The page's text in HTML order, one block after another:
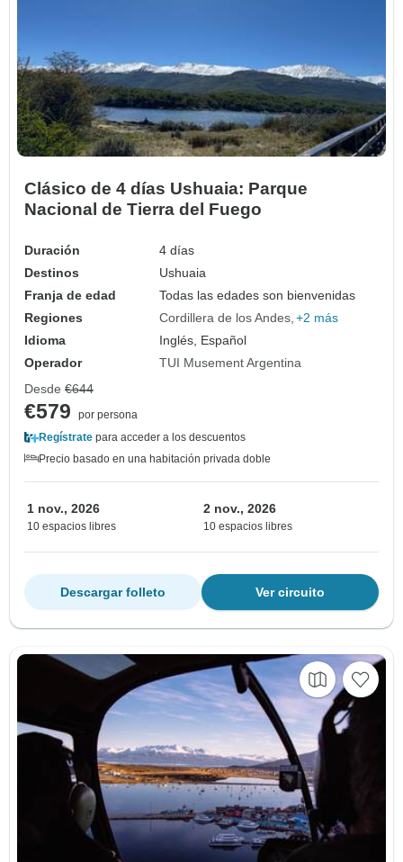
Clásico de 4 días Ushuaia: Parque
Nacional de Tierra del Fuego
Duración
4 días
Destinos
Ushuaia
Franja de edad
Todas las edades son bienvenidas
Regiones
Cordillera de los Andes +2 más
Idioma
Inglés, Español
Operador
TUI Musement Argentina
Desde €644
€579
por persona
Regístrate para acceder a los descuentos
Precio basado en una habitación privada doble
1 nov., 2026
10 espacios libres
2 nov., 2026
10 espacios libres
Ver circuito
Descargar folleto